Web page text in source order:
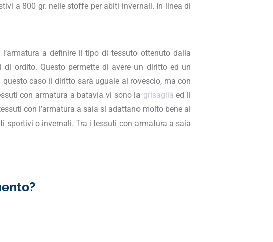
a 800 gr. nelle stoffe per abiti invernali. In linea di
a definire il tipo di tessuto ottenuto dalla
ordito. Questo permette di avere un diritto ed un
caso il diritto sarà uguale al rovescio, ma con
con armatura a batavia vi sono la grisaglia ed il
con l’armatura a saia si adattano molto bene al
sportivi o invernali. Tra i tessuti con armatura a saia